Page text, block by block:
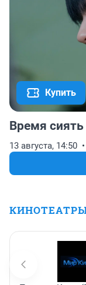
Купить
Время сиять
13 августа, 14:50